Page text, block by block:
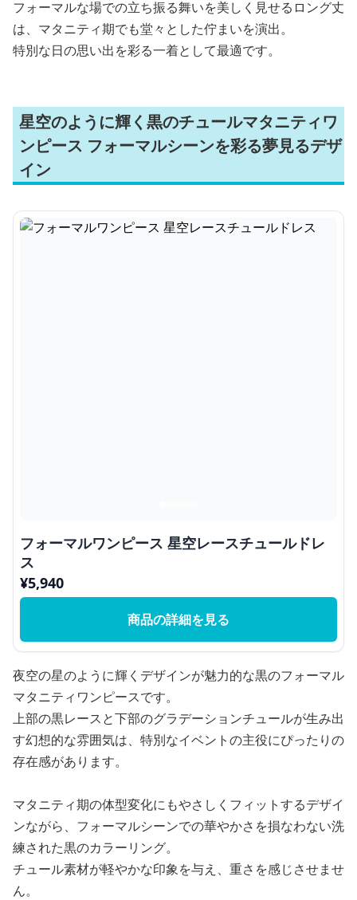
フォーマルな場での立ち振る舞いを美しく見せるロング丈
は、マタニティ期でも堂々とした佇まいを演出。
特別な日の思い出を彩る一着として最適です。
星空のように輝く黒のチュールマタニティワ
ンピース フォーマルシーンを彩る夢見るデザ
イン
フォーマルワンピース 星空レースチュールドレ
ス
¥5,940
商品の詳細を見る
夜空の星のように輝くデザインが魅力的な黒のフォーマル
マタニティワンピースです。
上部の黒レースと下部のグラデーションチュールが生み出
す幻想的な雰囲気は、特別なイベントの主役にぴったりの
存在感があります。
マタニティ期の体型変化にもやさしくフィットするデザイ
ンながら、フォーマルシーンでの華やかさを損なわない洗
練された黒のカラーリング。
チュール素材が軽やかな印象を与え、重さを感じさせませ
ん。